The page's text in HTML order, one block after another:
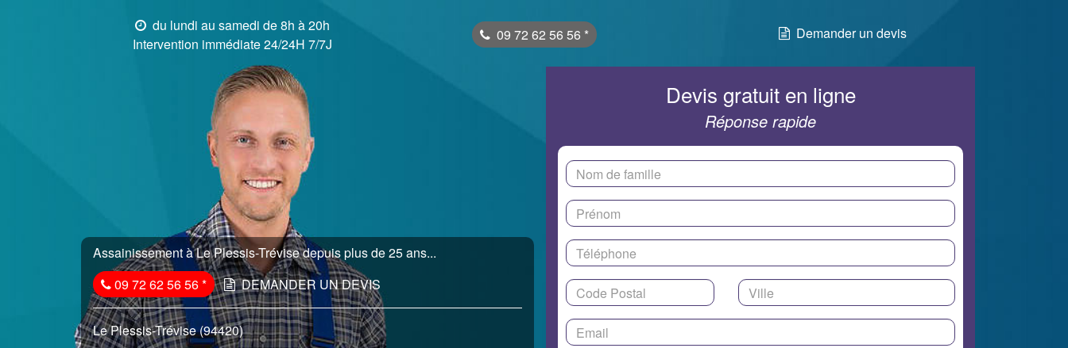
du lundi au samedi de 8h à 20h
Intervention immédiate 24/24H 7/7J
09 72 62 56 56 * Demander un devis
Assainissement à Le Plessis-Trévise depuis plus de 25 ans...
09 72 62 56 56* DEMANDER UN DEVIS
Le Plessis-Trévise (94420)
Devis gratuit en ligne
Réponse rapide